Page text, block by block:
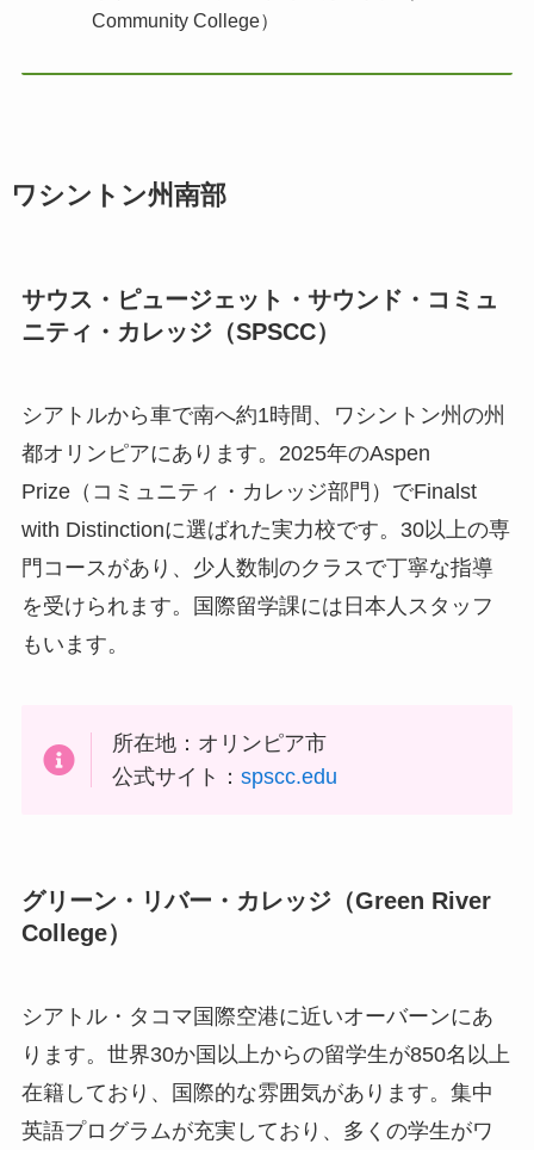
Community College）
ワシントン州南部
サウス・ピュージェット・サウンド・コミュ
ニティ・カレッジ（SPSCC）
シアトルから車で南へ約1時間、ワシントン州の州
都オリンピアにあります。2025年のAspen
Prize（コミュニティ・カレッジ部門）でFinalst
with Distinctionに選ばれた実力校です。30以上の専
門コースがあり、少人数制のクラスで丁寧な指導
を受けられます。国際留学課には日本人スタッフ
もいます。
所在地：オリンピア市
公式サイト：spscc.edu
グリーン・リバー・カレッジ（Green River
College）
シアトル・タコマ国際空港に近いオーバーンにあ
ります。世界30か国以上からの留学生が850名以上
在籍しており、国際的な雰囲気があります。集中
英語プログラムが充実しており、多くの学生がワ